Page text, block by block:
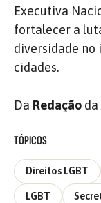
Executiva
fortalecer a
diversidade no
cidades.
Da Redação
TÓPICOS
Direitos LGBT
LGBT